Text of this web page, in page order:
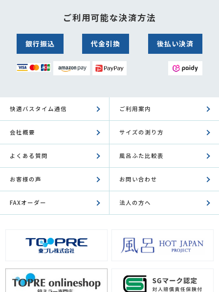
ご利用可能な決済方法
銀行振込 代金引換 後払い決済
快適バスタイム通信 ご利用案内
会社概要 サイズの測り方
よくある質問 風呂ふた比較表
お客様の声 お問い合わせ
FAXオーダー 法人の方へ